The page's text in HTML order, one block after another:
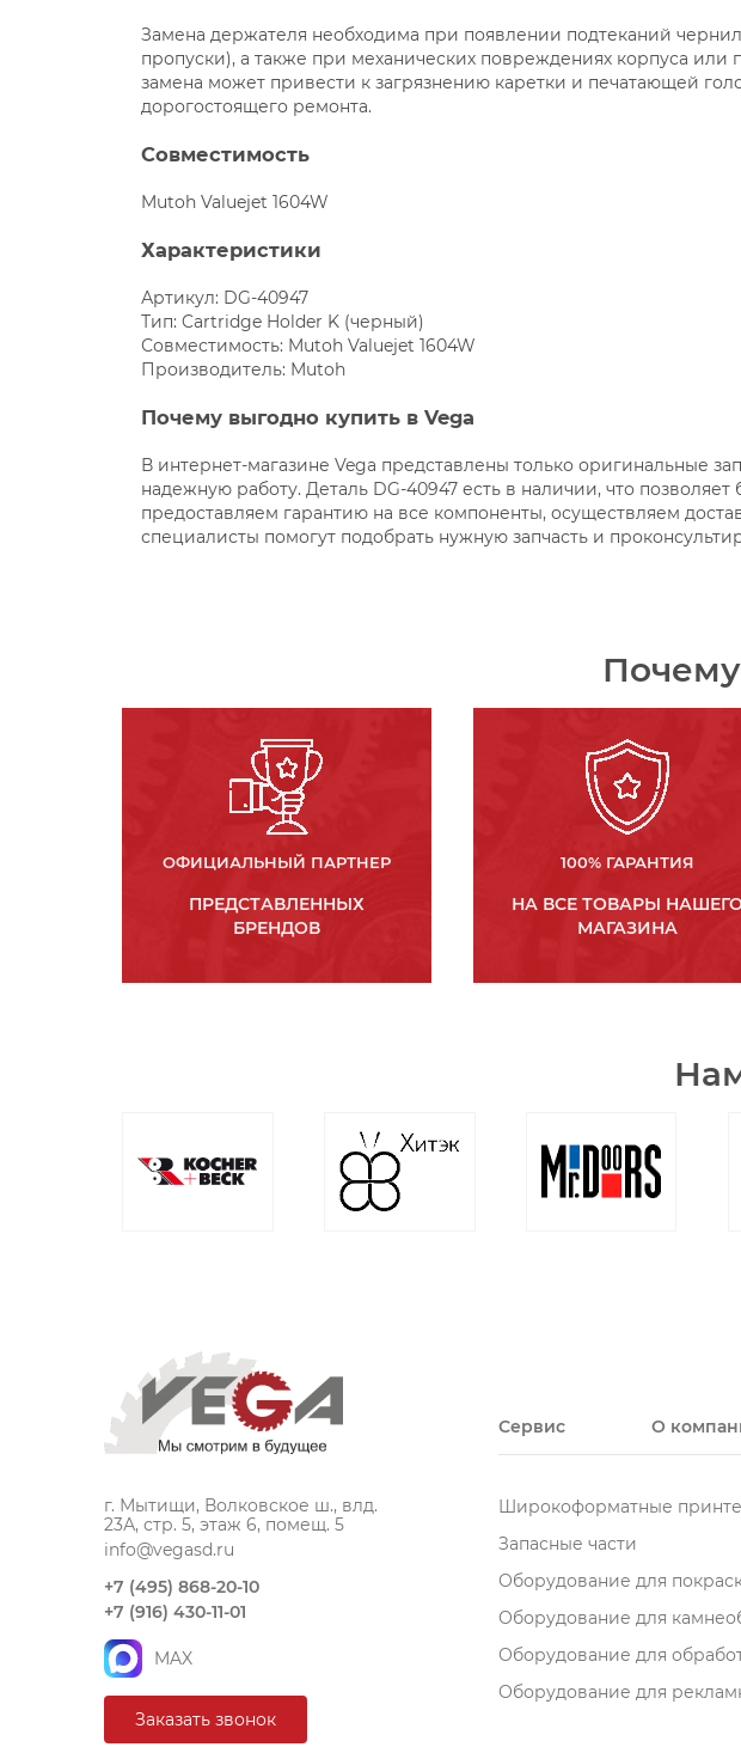
Замена держателя необходима при появлении подтеканий
пропуски), а также при механических повреждениях корпуса
замена может привести к загрязнению каретки и печатающей
дорогостоящего ремонта.
Совместимость
Mutoh Valuejet 1604W
Характеристики
Артикул: DG-40947
Тип: Cartridge Holder K (черный)
Совместимость: Mutoh Valuejet 1604W
Производитель: Mutoh
Почему выгодно купить в Vega
В интернет-магазине Vega представлены только оригинальные
надежную работу. Деталь DG-40947 есть в наличии, что
предоставляем гарантию на все компоненты, осуществляем
специалисты помогут подобрать нужную запчасть и
ОФИЦИАЛЬНЫЙ ПАРТНЕР
ПРЕДСТАВЛЕННЫХ
БРЕНДОВ
100% ГАРАНТИЯ
НА ВСЕ ТОВАРЫ
МАГАЗИНА
г. Мытищи, Волковское ш., влд.
23А, стр. 5, этаж 6, помещ. 5
info@vegasd.ru
+7 (495) 868-20-10
+7 (916) 430-11-01
MAX
Заказать звонок
Сервис О
Широкоформатные
Запасные части
Оборудование для
Оборудование для
Оборудование для
Оборудование для